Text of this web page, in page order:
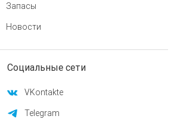
Запасы
Новости
Социальные сети
VKontakte
Telegram